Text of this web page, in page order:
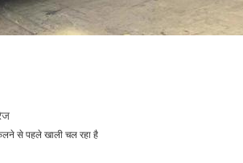
से पहले खाली चल रहा है